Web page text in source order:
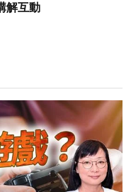
解互動